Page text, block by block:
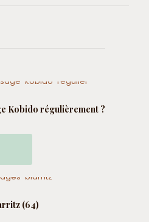
Kobido régulièrement ?
(64)